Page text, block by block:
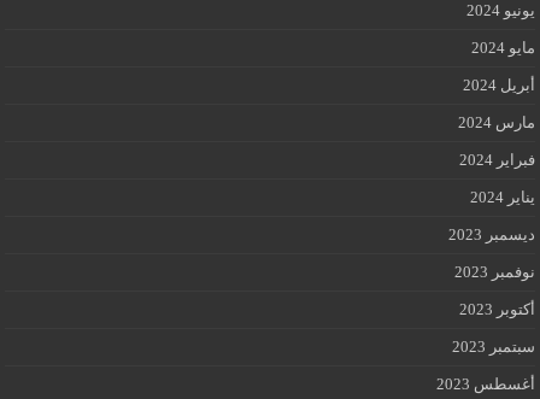
يونيو 2024
مايو 2024
أبريل 2024
مارس 2024
فبراير 2024
يناير 2024
ديسمبر 2023
نوفمبر 2023
أكتوبر 2023
سبتمبر 2023
أغسطس 2023